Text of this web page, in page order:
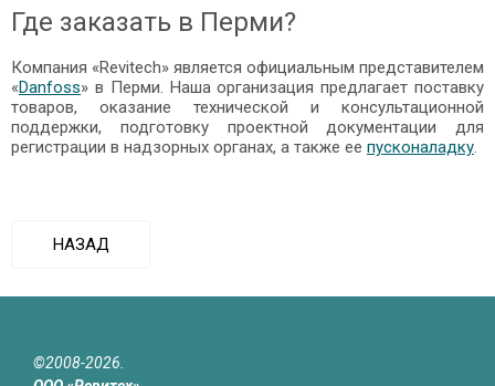
Где заказать в Перми?
Компания «Revitech» является официальным представителем
«Danfoss» в Перми. Наша организация предлагает поставку
товаров, оказание технической и консультационной
поддержки, подготовку проектной документации для
регистрации в надзорных органах, а также ее пусконаладку.
НАЗАД
©2008-2026.